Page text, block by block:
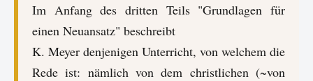
Im Anfang des dritten Teils "Grundlagen für
einen Neuansatz" beschreibt
K. Meyer denjenigen Unterricht, von welchem die
Rede ist: nämlich von dem christlichen (~von